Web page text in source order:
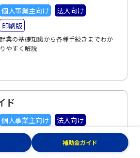
個人事業主向け
法人向け
印刷版
起業の基礎知識から各種手続きまでわか
りやすく解説
ド
個人事業主向け
法人向け
印刷版
電子版
今ねらうべき「5大補助金・助成金」を
補助金ガイド